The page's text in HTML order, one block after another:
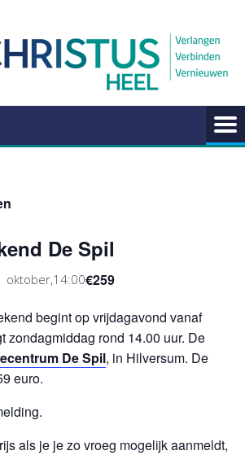
De Spil
oktober,14:00€259
begint op vrijdagavond vanaf
zondagmiddag rond 14.00 uur. De
De Spil, in Hilversum. De
euro.
als je je zo vroeg mogelijk aanmeldt,